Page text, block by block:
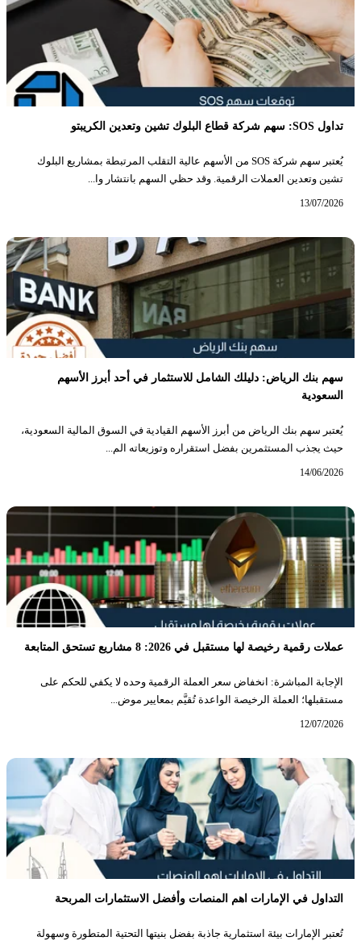
تداول SOS: سهم شركة قطاع البلوك تشين وتعدين الكريبتو
يُعتبر سهم شركة SOS من الأسهم عالية التقلب المرتبطة بمشاريع البلوك
تشين وتعدين العملات الرقمية. وقد حظي السهم بانتشار وا...
13/07/2026
سهم بنك الرياض: دليلك الشامل للاستثمار في أحد أبرز الأسهم
السعودية
يُعتبر سهم بنك الرياض من أبرز الأسهم القيادية في السوق المالية السعودية،
حيث يجذب المستثمرين بفضل استقراره وتوزيعاته الم...
14/06/2026
عملات رقمية رخيصة لها مستقبل في 2026: 8 مشاريع تستحق المتابعة
الإجابة المباشرة: انخفاض سعر العملة الرقمية وحده لا يكفي للحكم على
مستقبلها؛ العملة الرخيصة الواعدة تُقيَّم بمعايير موض...
12/07/2026
التداول في الإمارات اهم المنصات وأفضل الاستثمارات المربحة
تُعتبر الإمارات بيئة استثمارية جاذبة بفضل بنيتها التحتية المتطورة وسهولة